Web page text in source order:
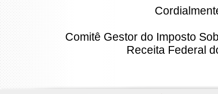
Comitê Gestor do Imposto
Receita Federal